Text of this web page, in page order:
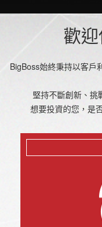
歡
BigBoss始終秉持以客戶
堅持不斷創新、挑
想要投資的您，是